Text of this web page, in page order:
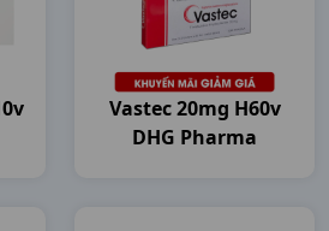
Vastec 20mg H60v
DHG Pharma